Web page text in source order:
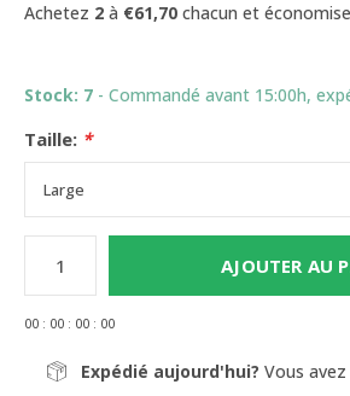
Achetez 2 à €61,70 chacun et
Stock: 7 - Commandé avant 15:00h,
Taille: *
AJOUTER AU
00 : 00 : 00 : 00
Expédié aujourd'hui? Vous avez